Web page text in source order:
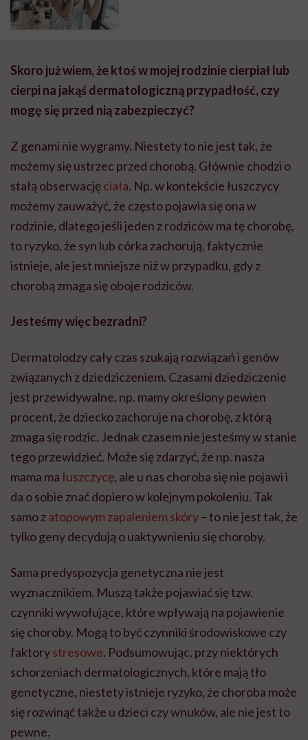
Skoro już wiem, że ktoś w mojej rodzinie cierpiał lub
cierpi na jakąś dermatologiczną przypadłość, czy
mogę się przed nią zabezpieczyć?
Z genami nie wygramy. Niestety to nie jest tak, że
możemy się ustrzec przed chorobą. Głównie chodzi o
stałą obserwacjęciała. Np. w kontekście łuszczycy
możemy zauważyć, że często pojawia się ona w
rodzinie, dlatego jeśli jeden z rodziców ma tę chorobę,
to ryzyko, że syn lub córka zachorują, faktycznie
istnieje, ale jest mniejsze niż w przypadku, gdy z
chorobą zmaga się oboje rodziców.
Jesteśmy więc bezradni?
Dermatolodzy cały czas szukają rozwiązań i genów
związanych z dziedziczeniem. Czasami dziedziczenie
jest przewidywalne, np. mamy określony pewien
procent, że dziecko zachoruje na chorobę, z którą
zmaga się rodzic. Jednak czasem nie jesteśmy w stanie
tego przewidzieć. Może się zdarzyć, że np. nasza
mama małuszczycę, ale u nas choroba się nie pojawi i
da o sobie znać dopiero w kolejnym pokoleniu. Tak
samo zatopowym zapaleniem skóry– to nie jest tak, że
tylko geny decydują o uaktywnieniu się choroby.
Sama predyspozycja genetyczna nie jest
wyznacznikiem. Muszą także pojawiać się tzw.
czynniki wywołujące, które wpływają na pojawienie
się choroby. Mogą to być czynniki środowiskowe czy
faktorystresowe. Podsumowując, przy niektórych
schorzeniach dermatologicznych, które mają tło
genetyczne, niestety istnieje ryzyko, że choroba może
się rozwinąć także u dzieci czy wnuków, ale nie jest to
pewne.